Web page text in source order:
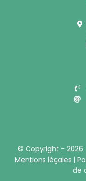
© Copyright -
Mentions légales |
de